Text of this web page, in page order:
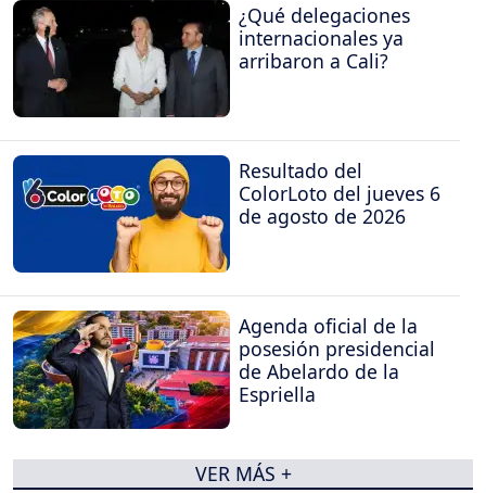
¿Qué delegaciones
internacionales ya
arribaron a Cali?
Resultado del
ColorLoto del jueves 6
de agosto de 2026
Agenda oficial de la
posesión presidencial
de Abelardo de la
Espriella
VER MÁS +